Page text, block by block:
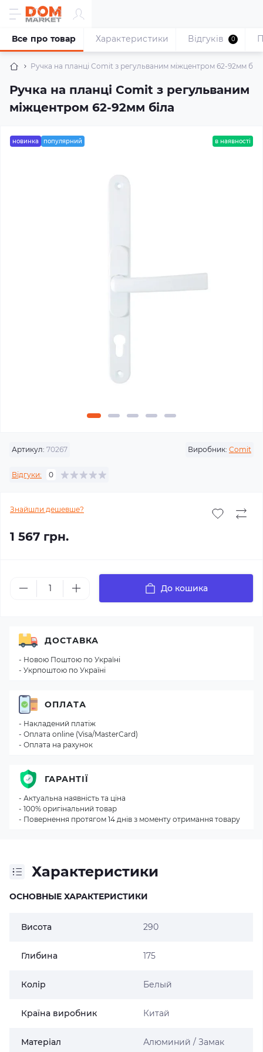
Ручка на планці Comit з регульваним міжцентром 62-92мм біла
Ручка на планці Comit з регульваним
міжцентром 62-92мм біла
Все про товар Характеристики Відгуків 0
новинка популярний в наявності
Артикул: 70267 Виробник: Comit
Відгуки: 0
Знайшли дешевше?
1 567 грн.
До кошика
Характеристики
ОСНОВНЫЕ ХАРАКТЕРИСТИКИ
Висота 290
Глибина 175
Колір Белый
Країна виробник Китай
Матеріал Алюминий / Замак
ДОСТАВКА
- Новою Поштою по Україні
- Укрпоштою по Україні
ОПЛАТА
- Накладений платіж
- Оплата online (Visa/MasterCard)
- Оплата на рахунок
ГАРАНТІЇ
- Актуальна наявність та ціна
- 100% оригінальний товар
- Повернення протягом 14 днів з моменту отримання товару